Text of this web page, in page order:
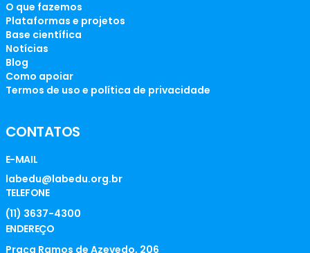
O que fazemos
Plataformas e projetos
Base científica
Notícias
Blog
Como apoiar
Termos de uso e política de privacidade
CONTATOS
E-MAIL
labedu@labedu.org.br
TELEFONE
(11) 3637-4300
ENDEREÇO
Praça Ramos de Azevedo, 206